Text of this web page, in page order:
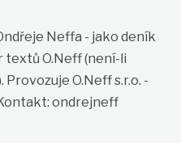
Neffa - jako deník
textů O.Neff (není-li
O.Neff s.r.o. -
ondrejneff